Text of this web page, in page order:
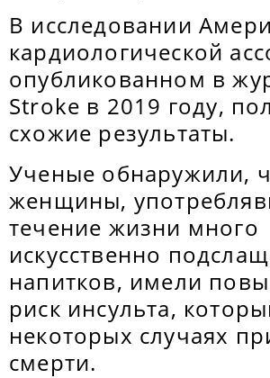
В исследовании
кардиологической
опубликованном в
Stroke в 2019 году,
схожие результаты.
Ученые обнаружили,
женщины,
течение жизни много
искусственно
напитков, имели
риск инсульта,
некоторых случаях
смерти.